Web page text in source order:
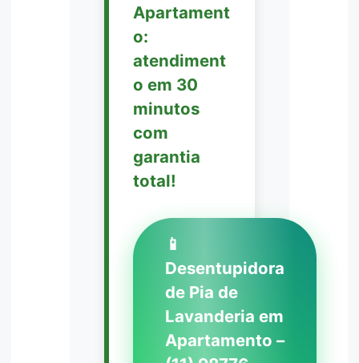
Apartament
o:
atendiment
o em 30
minutos
com
garantia
total!
📱
Desentupidora
de Pia de
Lavanderia em
Apartamento –